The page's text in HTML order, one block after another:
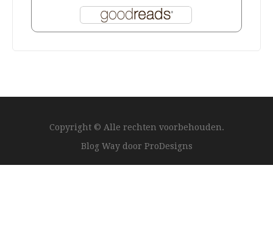
Copyright © Alle rechten voorbehouden.
Blog Way door ProDesigns